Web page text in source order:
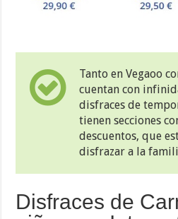
Tanto en Vegaoo
cuentan con
disfraces de
tienen secciones
descuentos, que
disfrazar a la
Disfraces de